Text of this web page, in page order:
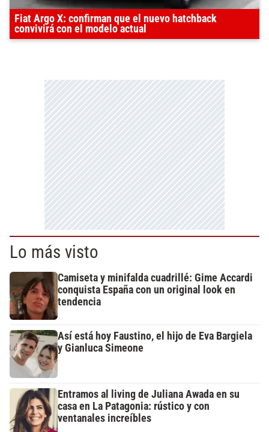
Fiat Argo X: confirman que el nuevo hatchback
convivirá con el modelo actual
Lo más visto
Camiseta y minifalda cuadrillé: Gime Accardi
conquista España con un original look en
tendencia
Así está hoy Faustino, el hijo de Eva Bargiela
y Gianluca Simeone
Entramos al living de Juliana Awada en su
casa en La Patagonia: rústico y con
ventanales increíbles